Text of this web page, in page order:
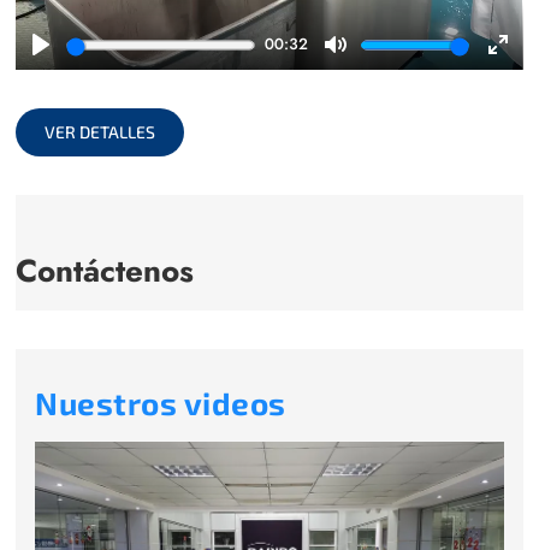
Play
00:32
Mute
VER DETALLES
Contáctenos
Nuestros videos